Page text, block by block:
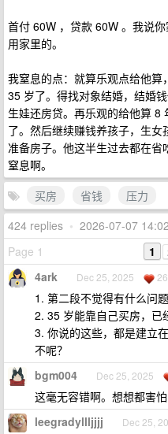
首付 60W ，贷款 60W 。我说
用家里的。
我窒息的点：就算乐观点给他
35 岁了。得找对象结婚，结婚
生娃还房贷。再乐观的给他算 8
了。然后继续赚钱养孩子，生
准备房子。他这半生过去都在
窒息啊。
买房
省钱
压力
424 replies • 2026-07-07
Page 1
1
4ark Dec 25, 2025 26
1. 第二段不觉得有什么问
2. 35 岁能靠自己买房，已
3. 你说的这些，都是建立
不呢？
bgm004 Dec 25, 2025
这毫无容错啊。想想都害怕
leegradyllljjjj Dec 25,